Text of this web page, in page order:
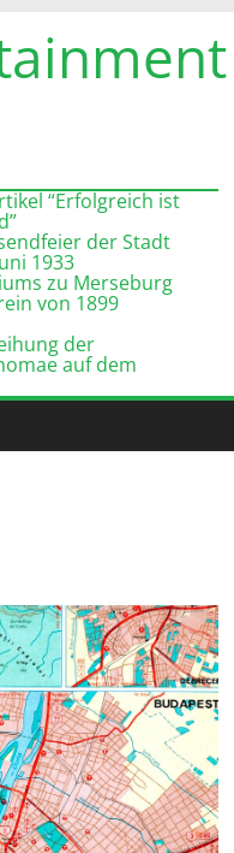
“Erfolgreich ist
der Stadt
1933
zu Merseburg
von 1899
der
auf dem